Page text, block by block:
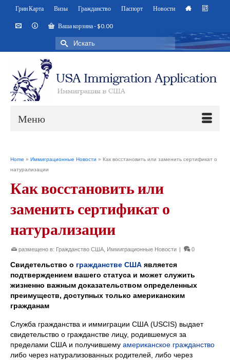
Грин Карта Визы Гражданство Паспорт Новости
Ваша корзина-$0.00
Искать:
Меню
Home » Иммиграционные Новости » Как восстановить или заменить сертификат о
натурализации
Как восстановить или
заменить сертификат о
натурализации
размещено в: Гражданство США Иммиграционные Новости | 0
Свидетельство о гражданстве США является
подтверждением вашего статуса и может служить
жизненно важным доказательством определенных
преимуществ, доступных только американским
гражданам
Служба гражданства и иммиграции США (USCIS) выдает
свидетельство о гражданстве лицу, родившемуся за
пределами США и получившему американское гражданство
либо через натурализованных родителей, либо через